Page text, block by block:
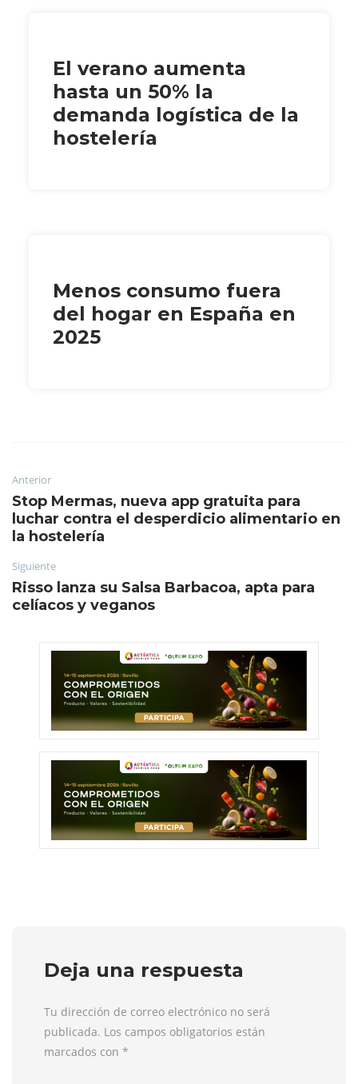
El verano aumenta
hasta un 50% la
demanda logística de la
hostelería
Menos consumo fuera
del hogar en España en
2025
Anterior
Stop Mermas, nueva app gratuita para
luchar contra el desperdicio alimentario en
la hostelería
Siguiente
Risso lanza su Salsa Barbacoa, apta para
celíacos y veganos
Deja una respuesta
Tu dirección de correo electrónico no será
publicada. Los campos obligatorios están
marcados con *